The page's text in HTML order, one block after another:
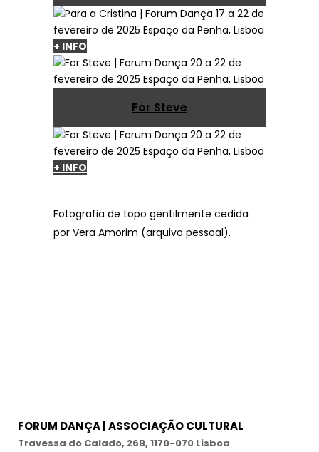
+ INFO
For Steve
+ INFO
Fotografia de topo gentilmente cedida
por Vera Amorim (arquivo pessoal).
FORUM DANÇA | ASSOCIAÇÃO CULTURAL
Travessa do Calado, 26B, 1170-070 Lisboa